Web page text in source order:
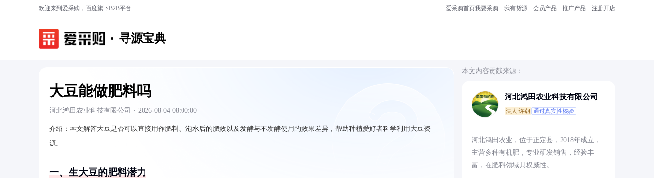
欢迎来到爱采购，百度旗下B2B平台 爱采购首页我要采购 我有货源 会员产品 推广产品 注册开店
寻源宝典
大豆能做肥料吗
河北鸿田农业科技有限公司 · 2026-08-04 08:00:00
介绍： 本文解答大豆是否可以直接用作肥料、泡水后的肥效以及发酵与不发酵使用的效果差异，帮助种植爱好者科学利用大豆资
源。
一、生大豆的肥料潜力
本文内容贡献来源：
河北鸿田农业科技有限公司
法人:许朝 通过真实性核验
河北鸿田农业，位于正定县，2018年成立，
主营多种有机肥，专业研发销售，经验丰
富，在肥料领域具权威性。